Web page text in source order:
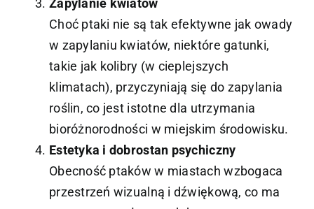
Zapylanie kwiatów
Choć ptaki nie są tak efektywne jak owady
w zapylaniu kwiatów, niektóre gatunki,
takie jak kolibry (w cieplejszych
klimatach), przyczyniają się do zapylania
roślin, co jest istotne dla utrzymania
bioróżnorodności w miejskim środowisku.
Estetyka i dobrostan psychiczny
Obecność ptaków w miastach wzbogaca
przestrzeń wizualną i dźwiękową, co ma